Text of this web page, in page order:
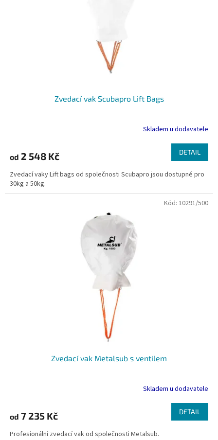
Zvedací vak Scubapro Lift Bags
Skladem u dodavatele
od 2 548 Kč DETAIL
Zvedací vaky Lift bags od společnosti Scubapro jsou dostupné pro
30kg a 50kg.
Zvedací vak Metalsub s ventilem
Skladem u dodavatele
od 7 235 Kč DETAIL
Profesionální zvedací vak od společnosti Metalsub.
Kód: 10291/500